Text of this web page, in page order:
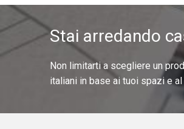
Stai arredando
Non limitarti a scegliere un
italiani in base ai tuoi spazi e